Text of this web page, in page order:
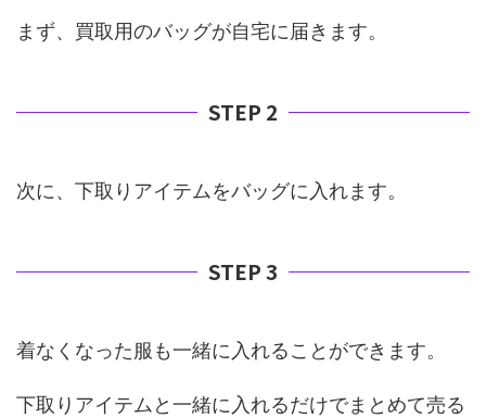
まず、買取用のバッグが自宅に届きます。
STEP 2
次に、下取りアイテムをバッグに入れます。
STEP 3
着なくなった服も一緒に入れることができます。
下取りアイテムと一緒に入れるだけでまとめて売る